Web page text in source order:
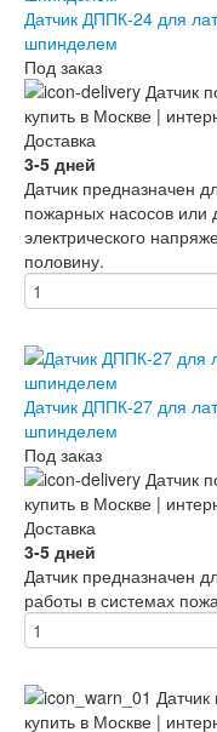
Датчик ДППК-24 для
шпинделем
Под заказ
Доставка
3-5 дней
Датчик предназначен
пожарных насосов или
электрического
половину.
Датчик ДППК-27 для
шпинделем
Под заказ
Доставка
3-5 дней
Датчик предназначен
работы в системах